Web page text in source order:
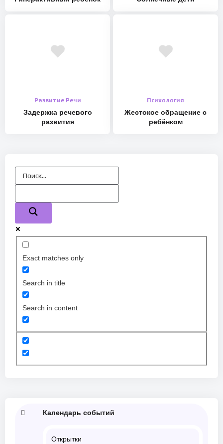
Развитие Речи
Задержка речевого
развития
Психология
Жестокое обращение с
ребёнком
Exact matches only
Search in title
Search in content
Календарь событий
Открытки